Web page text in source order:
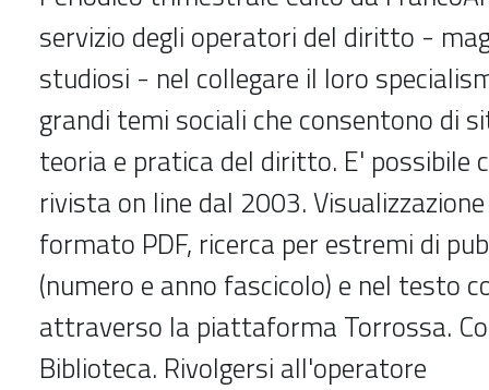
servizio degli operatori del diritto -
studiosi - nel collegare il loro
grandi temi sociali che consentono di
teoria e pratica del diritto. E' possibile
rivista on line dal 2003.
formato PDF, ricerca per estremi di
(numero e anno fascicolo) e nel testo
attraverso la piattaforma Torrossa.
Biblioteca. Rivolgersi all'operatore